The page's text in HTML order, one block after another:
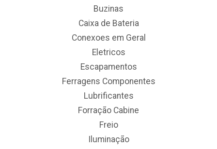
Buzinas
Caixa de Bateria
Conexoes em Geral
Eletricos
Escapamentos
Ferragens Componentes
Lubrificantes
Forração Cabine
Freio
Iluminação